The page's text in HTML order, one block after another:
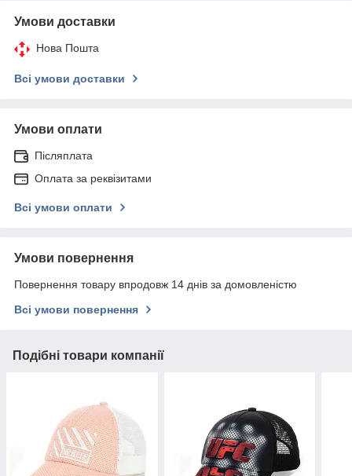
Умови доставки
Нова Пошта
Всі умови доставки
Умови оплати
Післяплата
Оплата за реквізитами
Всі умови оплати
Умови повернення
Повернення товару впродовж 14 днів за домовленістю
Всі умови повернення
Подібні товари компанії